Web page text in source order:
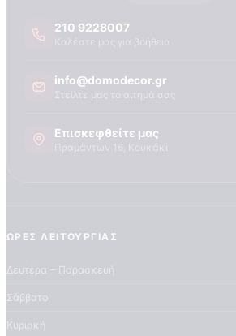
210 9228007
info@domodecor.gr
Επισκεφθείτε μας
ΏΡΕΣ ΛΕΙΤΟΥΡΓΊΑΣ
Δευτέρα – Παρασκευή
Σάββατο
Κυριακή